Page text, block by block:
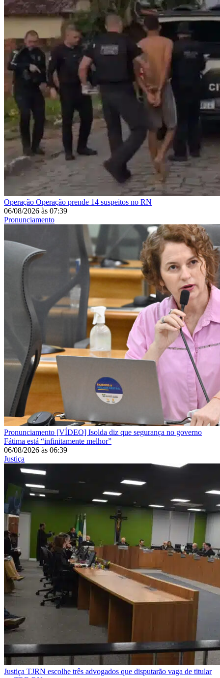
Operação Operação prende 14 suspeitos no RN
06/08/2026 às 07:39
Pronunciamento
Pronunciamento [VÍDEO] Isolda diz que segurança no governo
Fátima está “infinitamente melhor”
06/08/2026 às 06:39
Justiça
Justiça TJRN escolhe três advogados que disputarão vaga de titular